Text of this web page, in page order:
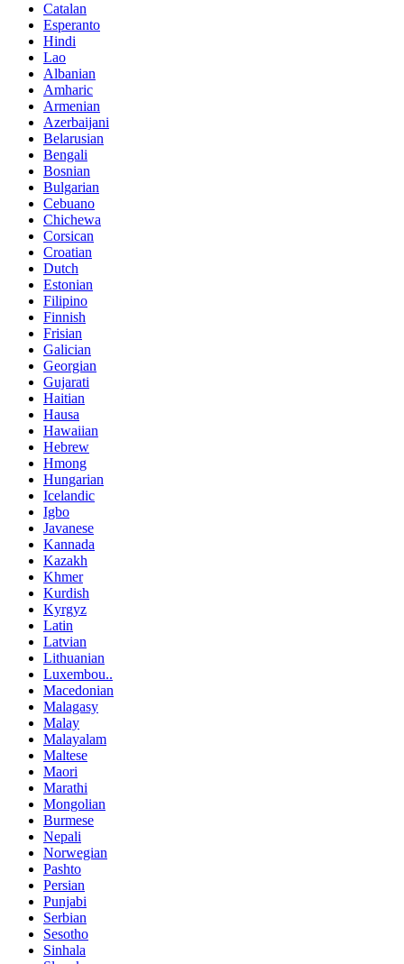
Catalan
Esperanto
Hindi
Lao
Albanian
Amharic
Armenian
Azerbaijani
Belarusian
Bengali
Bosnian
Bulgarian
Cebuano
Chichewa
Corsican
Croatian
Dutch
Estonian
Filipino
Finnish
Frisian
Galician
Georgian
Gujarati
Haitian
Hausa
Hawaiian
Hebrew
Hmong
Hungarian
Icelandic
Igbo
Javanese
Kannada
Kazakh
Khmer
Kurdish
Kyrgyz
Latin
Latvian
Lithuanian
Luxembou..
Macedonian
Malagasy
Malay
Malayalam
Maltese
Maori
Marathi
Mongolian
Burmese
Nepali
Norwegian
Pashto
Persian
Punjabi
Serbian
Sesotho
Sinhala